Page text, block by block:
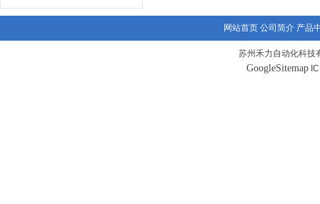
网站首页 公司简介 产品
苏州禾力自动化科技
GoogleSitemap